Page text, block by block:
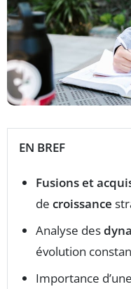
EN BREF
Fusions et
de croissance
Analyse des
évolution
Importance d’une